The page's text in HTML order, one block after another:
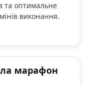
та оптимальне
виконання.
марафон